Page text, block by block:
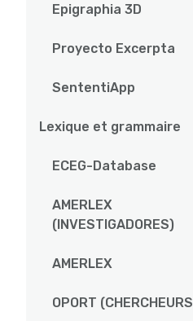
Epigraphia 3D
Proyecto Excerpta
SententiApp
Lexique et grammaire
ECEG-Database
AMERLEX
(INVESTIGADORES)
AMERLEX
OPORT